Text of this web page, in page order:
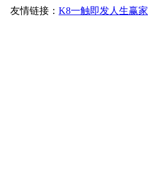
友情链接： K8一触即发人生赢家